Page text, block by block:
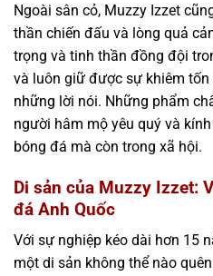
Ngoài sân cỏ, Muzzy Izzet
thần chiến đấu và lòng quả
trọng và tinh thần đồng đội
và luôn giữ được sự khiêm
những lời nói. Những phẩm
người hâm mộ yêu quý và
bóng đá mà còn trong xã hội.
Di sản của Muzzy Izzet:
đá Anh Quốc
Với sự nghiệp kéo dài hơn 15
một di sản không thể nào